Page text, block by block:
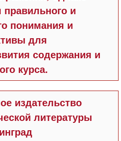
и
понимания и
для
содержания и
курса.
издательство
литературы